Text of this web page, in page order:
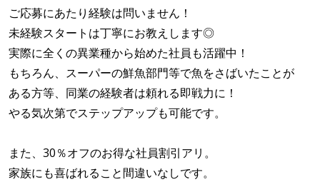
ご応募にあたり経験は問いません！
未経験スタートは丁寧にお教えします◎
実際に全くの異業種から始めた社員も活躍中！
もちろん、スーパーの鮮魚部門等で魚をさばいたことが
ある方等、同業の経験者は頼れる即戦力に！
やる気次第でステップアップも可能です。
また、30％オフのお得な社員割引アリ。
家族にも喜ばれること間違いなしです。